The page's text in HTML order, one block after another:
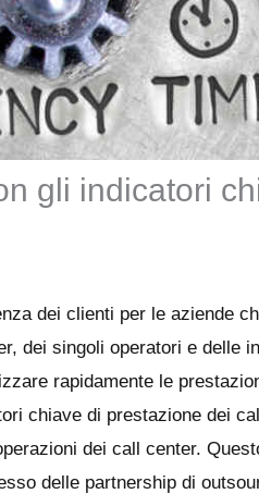
gli indicatori
dei clienti per le aziende
dei singoli operatori e delle
rapidamente le
chiave di prestazione dei
dei call center.
delle partnership di